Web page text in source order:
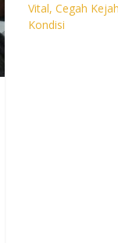
Vital, Cegah
Kondisi